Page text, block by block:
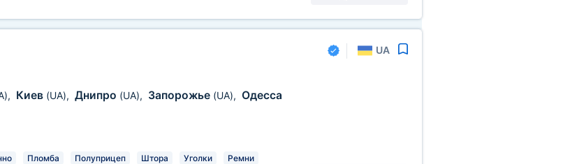
UA
, Киев (UA), Днипро (UA), Запорожье (UA), Одесса
Пломба Полуприцеп Штора Уголки Ремни